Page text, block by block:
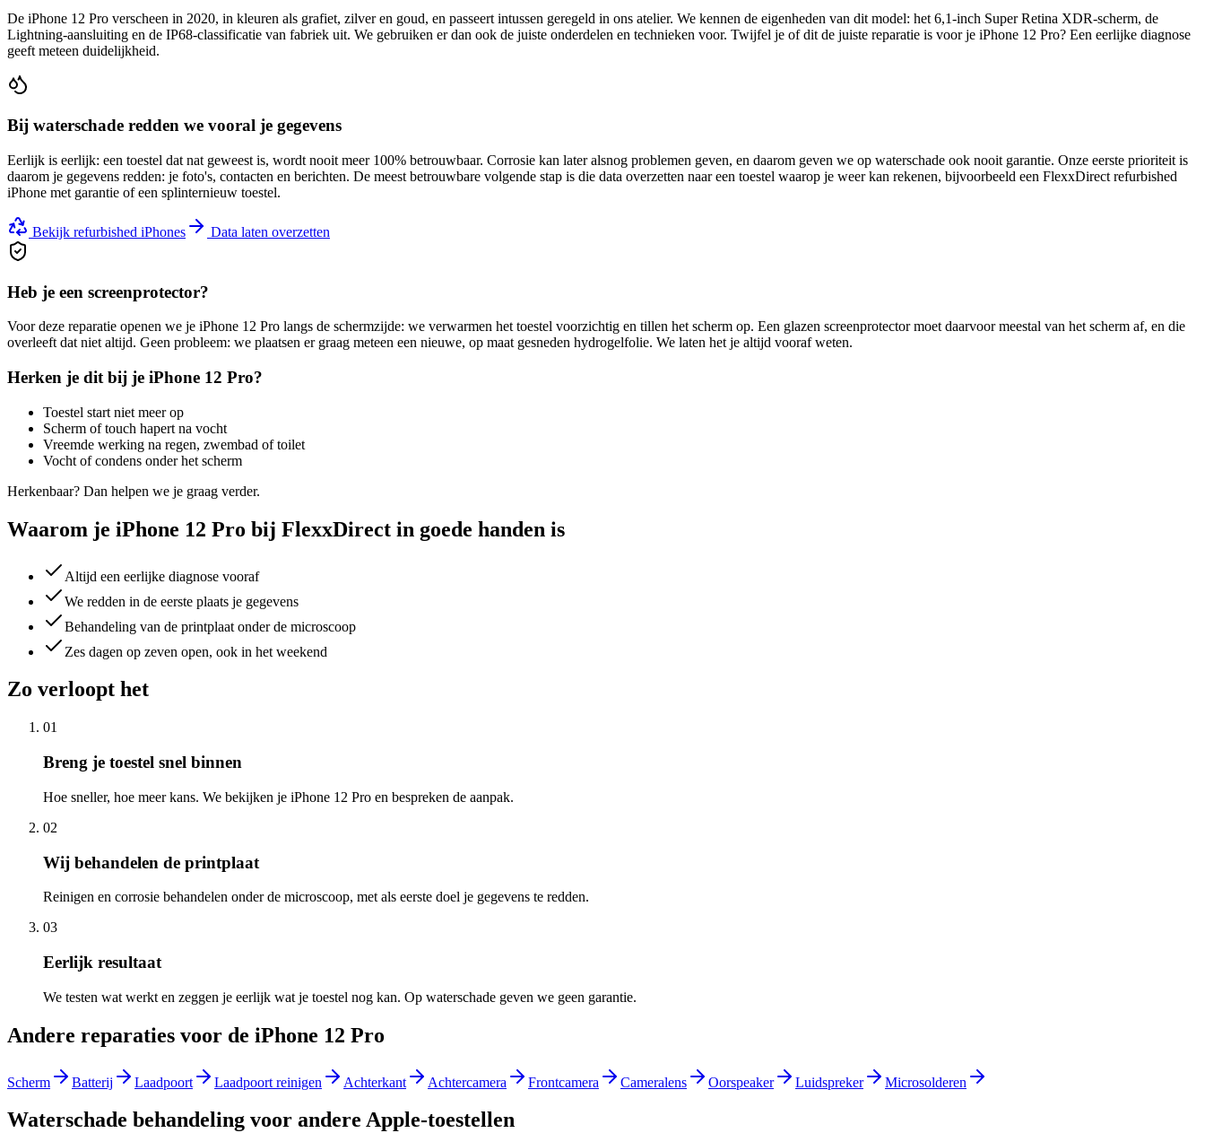
De iPhone 12 Pro verscheen in 2020, in kleuren als grafiet, zilver en goud, en passeert intussen geregeld in ons atelier. We kennen de eigenheden van dit model: het 6,1-inch Super Retina XDR-scherm, de
Lightning-aansluiting en de IP68-classificatie van fabriek uit. We gebruiken er dan ook de juiste onderdelen en technieken voor. Twijfel je of dit de juiste reparatie is voor je iPhone 12 Pro? Een eerlijke diagnose
geeft meteen duidelijkheid.
Bij waterschade redden we vooral je gegevens
Eerlijk is eerlijk: een toestel dat nat geweest is, wordt nooit meer 100% betrouwbaar. Corrosie kan later alsnog problemen geven, en daarom geven we op waterschade ook nooit garantie. Onze eerste prioriteit is
daarom je gegevens redden: je foto's, contacten en berichten. De meest betrouwbare volgende stap is die data overzetten naar een toestel waarop je weer kan rekenen, bijvoorbeeld een FlexxDirect refurbished
iPhone met garantie of een splinternieuw toestel.
Bekijk refurbished iPhones Data laten overzetten
Heb je een screenprotector?
Voor deze reparatie openen we je iPhone 12 Pro langs de schermzijde: we verwarmen het toestel voorzichtig en tillen het scherm op. Een glazen screenprotector moet daarvoor meestal van het scherm af, en die
overleeft dat niet altijd. Geen probleem: we plaatsen er graag meteen een nieuwe, op maat gesneden hydrogelfolie. We laten het je altijd vooraf weten.
Herken je dit bij je iPhone 12 Pro?
Toestel start niet meer op
Scherm of touch hapert na vocht
Vreemde werking na regen, zwembad of toilet
Vocht of condens onder het scherm
Herkenbaar? Dan helpen we je graag verder.
Waarom je iPhone 12 Pro bij FlexxDirect in goede handen is
Altijd een eerlijke diagnose vooraf
We redden in de eerste plaats je gegevens
Behandeling van de printplaat onder de microscoop
Zes dagen op zeven open, ook in het weekend
Zo verloopt het
01
Breng je toestel snel binnen
Hoe sneller, hoe meer kans. We bekijken je iPhone 12 Pro en bespreken de aanpak.
02
Wij behandelen de printplaat
Reinigen en corrosie behandelen onder de microscoop, met als eerste doel je gegevens te redden.
03
Eerlijk resultaat
We testen wat werkt en zeggen je eerlijk wat je toestel nog kan. Op waterschade geven we geen garantie.
Andere reparaties voor de iPhone 12 Pro
Scherm Batterij Laadpoort Laadpoort reinigen Achterkant Achtercamera Frontcamera Cameralens Oorspeaker Luidspreker Microsolderen
Waterschade behandeling voor andere Apple-toestellen